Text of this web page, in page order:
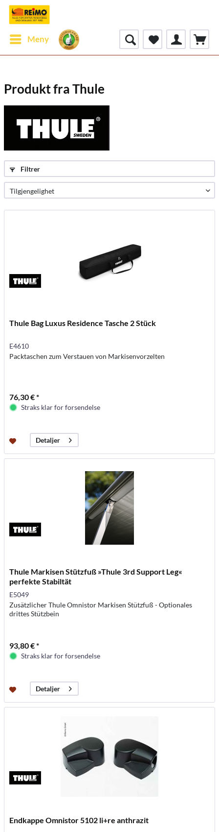
Meny
Produkt fra Thule
Filtrer
Thule Bag Luxus Residence Tasche 2 Stück
E4610
Packtaschen zum Verstauen von Markisenvorzelten
76,30 € *
Straks klar for forsendelse
Detaljer
Thule Markisen Stützfuß »Thule 3rd Support Leg«
perfekte Stabiltät
E5049
Zusätzlicher Thule Omnistor Markisen Stützfuß - Optionales
drittes Stützbein
93,80 € *
Straks klar for forsendelse
Detaljer
Endkappe Omnistor 5102 li+re anthrazit